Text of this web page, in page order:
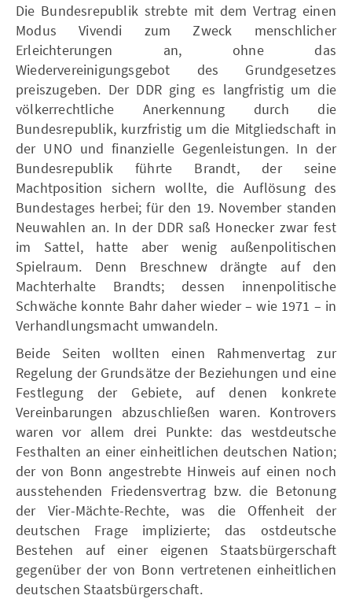
Die Bundesrepublik strebte mit dem Vertrag einen
Modus Vivendi zum Zweck menschlicher
Erleichterungen an, ohne das
Wiedervereinigungsgebot des Grundgesetzes
preiszugeben. Der DDR ging es langfristig um die
völkerrechtliche Anerkennung durch die
Bundesrepublik, kurzfristig um die Mitgliedschaft in
der UNO und finanzielle Gegenleistungen. In der
Bundesrepublik führte Brandt, der seine
Machtposition sichern wollte, die Auflösung des
Bundestages herbei; für den 19. November standen
Neuwahlen an. In der DDR saß Honecker zwar fest
im Sattel, hatte aber wenig außenpolitischen
Spielraum. Denn Breschnew drängte auf den
Machterhalte Brandts; dessen innenpolitische
Schwäche konnte Bahr daher wieder – wie 1971 – in
Verhandlungsmacht umwandeln.
Beide Seiten wollten einen Rahmenvertag zur
Regelung der Grundsätze der Beziehungen und eine
Festlegung der Gebiete, auf denen konkrete
Vereinbarungen abzuschließen waren. Kontrovers
waren vor allem drei Punkte: das westdeutsche
Festhalten an einer einheitlichen deutschen Nation;
der von Bonn angestrebte Hinweis auf einen noch
ausstehenden Friedensvertrag bzw. die Betonung
der Vier-Mächte-Rechte, was die Offenheit der
deutschen Frage implizierte; das ostdeutsche
Bestehen auf einer eigenen Staatsbürgerschaft
gegenüber der von Bonn vertretenen einheitlichen
deutschen Staatsbürgerschaft.